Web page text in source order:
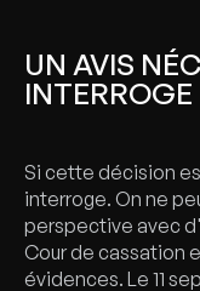
UN AVIS
INTERROGE
Si cette décision
interroge. On ne
perspective avec
Cour de cassation
évidences. Le 11